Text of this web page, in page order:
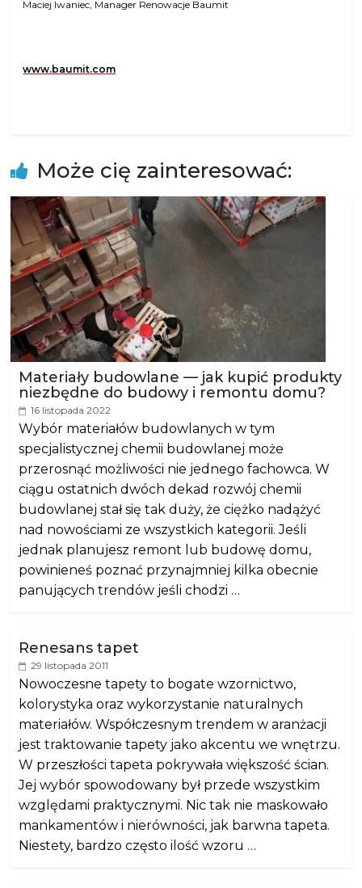
Maciej Iwaniec, Manager Renowacje Baumit
www.baumit.com
Może cię zainteresować:
Materiały budowlane — jak kupić produkty
niezbędne do budowy i remontu domu?
16 listopada 2022
Wybór materiałów budowlanych w tym
specjalistycznej chemii budowlanej może
przerosnąć możliwości nie jednego fachowca. W
ciągu ostatnich dwóch dekad rozwój chemii
budowlanej stał się tak duży, że ciężko nadążyć
nad nowościami ze wszystkich kategorii. Jeśli
jednak planujesz remont lub budowę domu,
powinieneś poznać przynajmniej kilka obecnie
panujących trendów jeśli chodzi …
Renesans tapet
29 listopada 2011
Nowoczesne tapety to bogate wzornictwo,
kolorystyka oraz wykorzystanie naturalnych
materiałów. Współczesnym trendem w aranżacji
jest traktowanie tapety jako akcentu we wnętrzu.
W przeszłości tapeta pokrywała większość ścian.
Jej wybór spowodowany był przede wszystkim
względami praktycznymi. Nic tak nie maskowało
mankamentów i nierówności, jak barwna tapeta.
Niestety, bardzo często ilość wzoru …